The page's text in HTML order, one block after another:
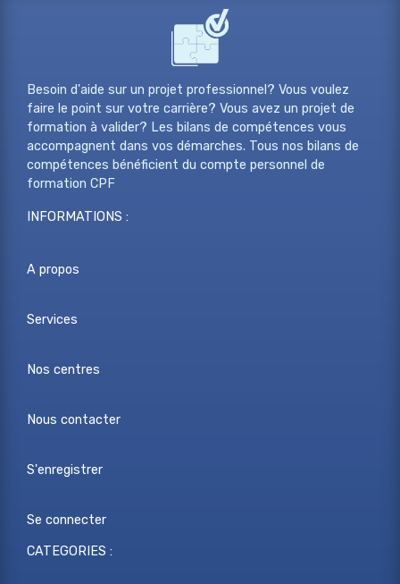
Besoin d'aide sur un projet professionnel? Vous voulez
faire le point sur votre carrière? Vous avez un projet de
formation à valider? Les bilans de compétences vous
accompagnent dans vos démarches. Tous nos bilans de
compétences bénéficient du compte personnel de
formation CPF
INFORMATIONS :
A propos
Services
Nos centres
Nous contacter
S'enregistrer
Se connecter
CATEGORIES :